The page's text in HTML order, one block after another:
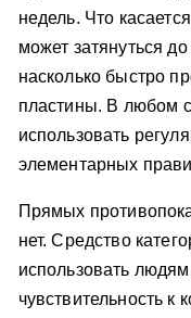
недель. Что
может затянуться
насколько быстро
пластины. В любом
использовать
элементарных
Прямых
нет. Средство
использовать
чувствительность